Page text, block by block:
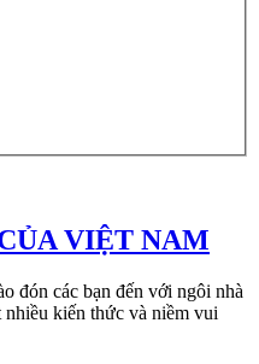
VIỆT NAM
đón các bạn đến với ngôi nhà
nhiều kiến thức và niềm vui